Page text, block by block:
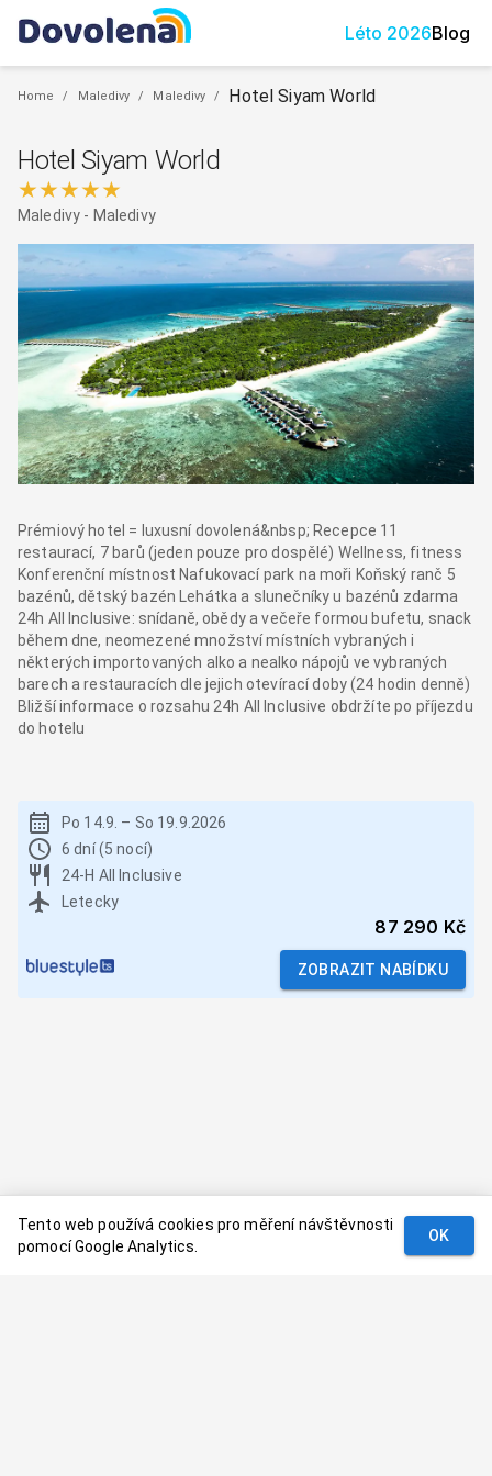
Léto 2026Blog
Home / Maledivy / Maledivy / Hotel Siyam World
Hotel Siyam World
★★★★★
Maledivy - Maledivy
Prémiový hotel = luxusní dovolená&nbsp; Recepce 11
restaurací, 7 barů (jeden pouze pro dospělé) Wellness, fitness
Konferenční místnost Nafukovací park na moři Koňský ranč 5
bazénů, dětský bazén Lehátka a slunečníky u bazénů zdarma
24h All Inclusive: snídaně, obědy a večeře formou bufetu, snack
během dne, neomezené množství místních vybraných i
některých importovaných alko a nealko nápojů ve vybraných
barech a restauracích dle jejich otevírací doby (24 hodin denně)
Bližší informace o rozsahu 24h All Inclusive obdržíte po příjezdu
do hotelu
Po 14.9. – So 19.9.2026
6 dní (5 nocí)
24-H All Inclusive
Letecky
87 290 Kč
ZOBRAZIT NABÍDKU
Tento web používá cookies pro měření návštěvnosti
pomocí Google Analytics.
OK